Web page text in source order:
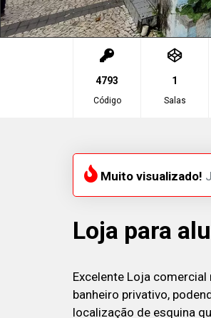
4793
Código
1
Salas
Muito visualizado!
Loja para
Excelente Loja
banheiro privativo,
localização de esquina